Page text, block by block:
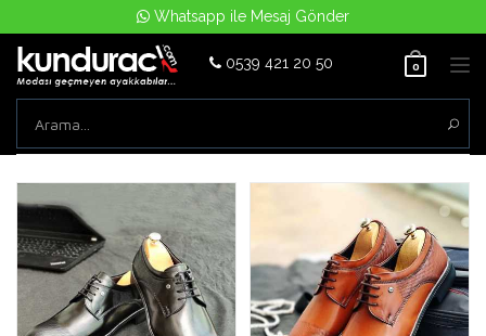
Whatsapp ile Mesaj Gönder
0539 421 20 50 0